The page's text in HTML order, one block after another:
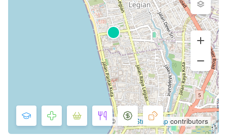
© OpenStreetMapcontributors